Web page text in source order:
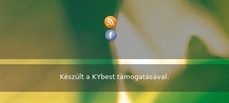
Készült a KYbest támogatásával.